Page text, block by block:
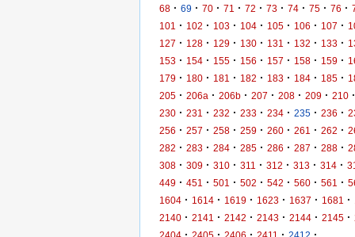
68 · 69 · 70 · 71 · 72 · 73 · 74 · 75 · 76 ·
101
· 102 · 103 · 104 · 105 · 106 · 107 ·
127 · 128 · 129 · 130 · 131 · 132 · 133 ·
153 · 154 · 155 · 156 · 157 · 158 · 159 ·
179 · 180 · 181 · 182 · 183 · 184 · 185 ·
205 · 206a · 206b · 207 · 208 · 209 · 210 ·
230 · 231 · 232 · 233 · 234 · 235 · 236 ·
256 · 257 · 258 · 259 · 260 · 261 · 262 ·
282 · 283 · 284 · 285 · 286 · 287 · 288 ·
308 · 309 · 310 · 311 · 312 · 313 · 314 ·
449 · 451 · 501 · 502 · 542 · 560 · 561 ·
1604 · 1614 · 1619 · 1623 · 1637 · 1681 ·
2140 · 2141 · 2142 · 2143 · 2144 · 2145 ·
2404 · 2405 · 2406 · 2411 · 2412 ·